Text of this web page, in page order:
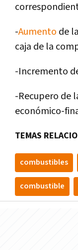
-Aumento de la
caja de la
-Incremento
-Recupero de
económico-
TEMAS
combustibles
combustible